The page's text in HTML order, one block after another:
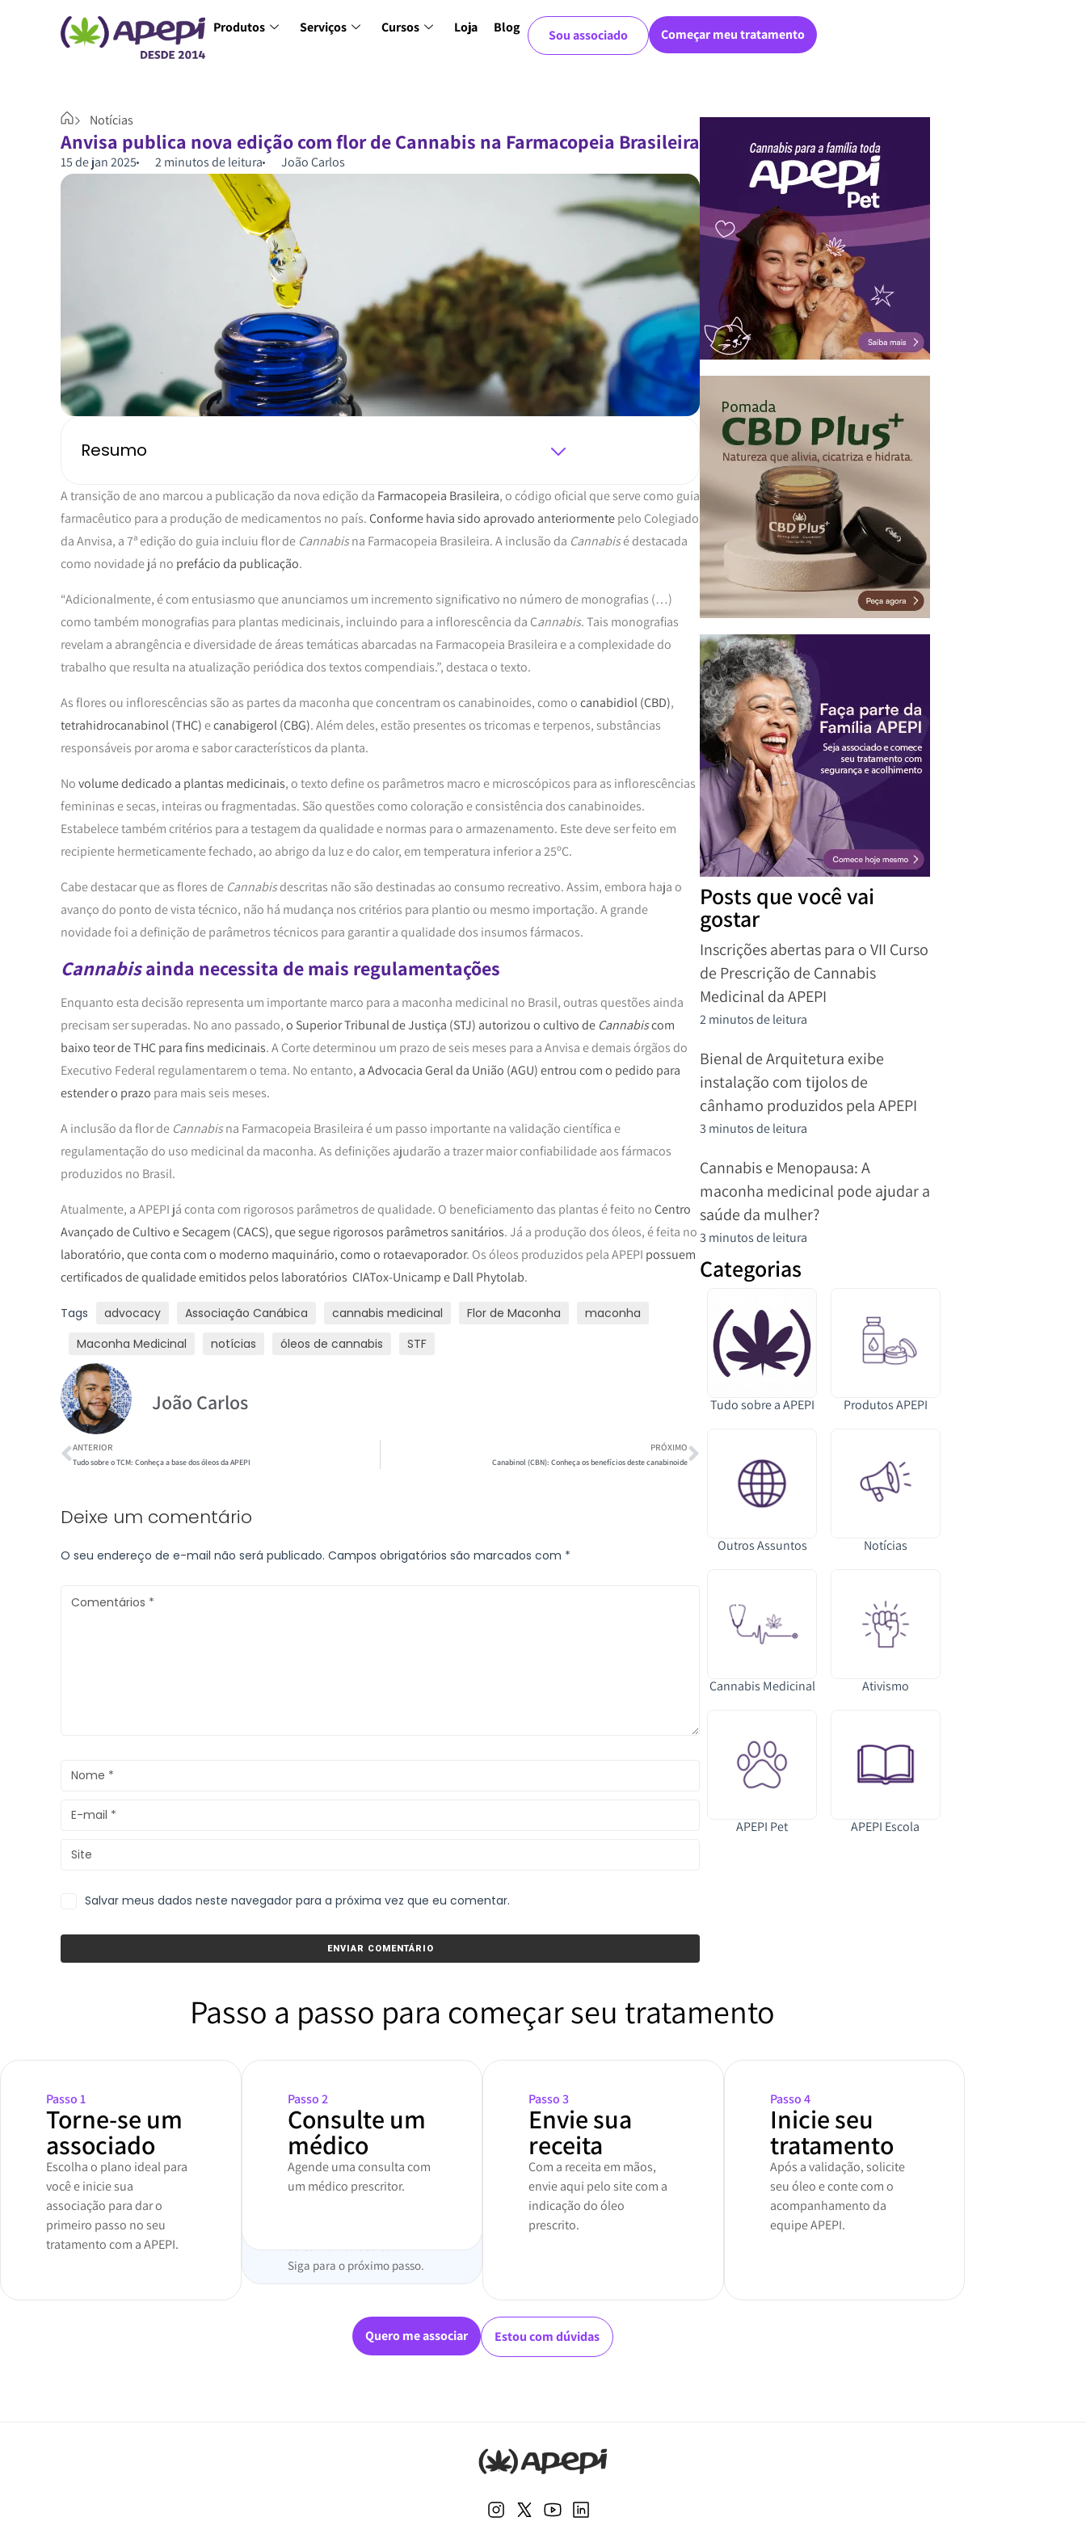
Produtos Serviços Cursos Loja Blog Sou associado Começar meu tratamento
Posts que você vai
gostar
Inscrições abertas para o VII Curso
de Prescrição de Cannabis
Medicinal da APEPI
2 minutos de leitura
Bienal de Arquitetura exibe
instalação com tijolos de
cânhamo produzidos pela APEPI
3 minutos de leitura
Cannabis e Menopausa: A
maconha medicinal pode ajudar a
saúde da mulher?
3 minutos de leitura
Categorias
Tudo sobre a APEPI Produtos APEPI
Outros Assuntos Notícias
Cannabis Medicinal Ativismo
APEPI Pet APEPI Escola
Notícias
Anvisa publica nova edição com flor de Cannabis na Farmacopeia Brasileira
15 de jan 2025 2 minutos de leitura João Carlos
Resumo
A transição de ano marcou a publicação da nova edição da Farmacopeia Brasileira, o código oficial que serve como guia
farmacêutico para a produção de medicamentos no país.Conforme havia sido aprovado anteriormentepelo Colegiado
da Anvisa, a 7ª edição do guia incluiu flor de Cannabisna Farmacopeia Brasileira. A inclusão da Cannabisé destacada
como novidade já no prefácio da publicação.
“Adicionalmente, é com entusiasmo que anunciamos um incremento significativo no número de monografias (…)
como também monografias para plantas medicinais, incluindo para a inflorescência da Cannabis. Tais monografias
revelam a abrangência e diversidade de áreas temáticas abarcadas na Farmacopeia Brasileira e a complexidade do
trabalho que resulta na atualização periódica dos textos compendiais.”, destaca o texto.
As flores ou inflorescências são as partes da maconha que concentram os canabinoides, como ocanabidiol (CBD),
tetrahidrocanabinol (THC)ecanabigerol (CBG). Além deles, estão presentes os tricomas e terpenos, substâncias
responsáveis por aroma e sabor característicos da planta.
Novolume dedicado a plantas medicinais, o texto define os parâmetros macro e microscópicos para as inflorescências
femininas e secas, inteiras ou fragmentadas. São questões como coloração e consistência dos canabinoides.
Estabelece também critérios para a testagem da qualidade e normas para o armazenamento. Este deve ser feito em
recipiente hermeticamente fechado, ao abrigo da luz e do calor, em temperatura inferior a 25ºC.
Cabe destacar que as flores de Cannabisdescritas não são destinadas ao consumo recreativo. Assim, embora haja o
avanço do ponto de vista técnico, não há mudança nos critérios para plantio ou mesmo importação. A grande
novidade foi a definição de parâmetros técnicos para garantir a qualidade dos insumos fármacos.
Cannabisainda necessita de mais regulamentações
Enquanto esta decisão representa um importante marco para a maconha medicinal no Brasil, outras questões ainda
precisam ser superadas. No ano passado,o Superior Tribunal de Justiça (STJ) autorizou o cultivo de Cannabiscom
baixo teor de THC para fins medicinais. A Corte determinou um prazo de seis meses para a Anvisa e demais órgãos do
Executivo Federal regulamentarem o tema. No entanto, a Advocacia Geral da União (AGU) entrou com o pedido para
estender o prazo para mais seis meses.
A inclusão da flor de Cannabisna Farmacopeia Brasileira é um passo importante na validação científica e
regulamentação do uso medicinal da maconha. As definições ajudarão a trazer maior confiabilidade aos fármacos
produzidos no Brasil.
Atualmente, a APEPI já conta com rigorosos parâmetros de qualidade. O beneficiamento das plantas é feito noCentro
Avançado de Cultivo e Secagem (CACS), que segue rigorosos parâmetros sanitários. Já a produção dos óleos, é feita no
laboratório, que conta com o moderno maquinário, como o rotaevaporador. Os óleos produzidos pela APEPI possuem
certificados de qualidade emitidos pelos laboratórios CIATox-Unicamp e Dall Phytolab.
Tags advocacy Associação Canábica cannabis medicinal Flor de Maconha
maconha
Maconha Medicinal
notícias óleos de cannabis STF
João Carlos
ANTERIOR
Tudo sobre o TCM: Conheça a base dos óleos da APEPI
PRÓXIMO
Canabinol (CBN): Conheça os benefícios deste canabinoide
Deixe um comentário
O seu endereço de e-mail não será publicado. Campos obrigatórios são marcados com *
Salvar meus dados neste navegador para a próxima vez que eu comentar.
Passo a passo para começar seu tratamento
Quero me associar Estou com dúvidas
Passo 1
Torne-se um
associado
Escolha o plano ideal para
você e inicie sua
associação para dar o
primeiro passo no seu
tratamento com a APEPI.
Passo 2
Consulte um
médico
Agende uma consulta com
um médico prescritor.
Passo 3
Envie sua
receita
Com a receita em mãos,
envie aqui pelo site com a
indicação do óleo
prescrito.
Passo 4
Inicie seu
tratamento
Após a validação, solicite
seu óleo e conte com o
acompanhamento da
equipe APEPI.
Siga para o próximo passo.